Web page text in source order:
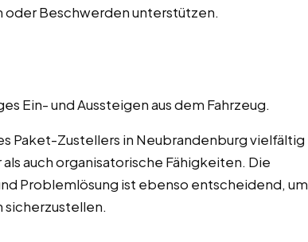
Beschwerden unterstützen.
Ein- und Aussteigen aus dem Fahrzeug.
Paket-Zustellers in Neubrandenburg vielfältig
auch organisatorische Fähigkeiten. Die
Problemlösung ist ebenso entscheidend, um
sicherzustellen.